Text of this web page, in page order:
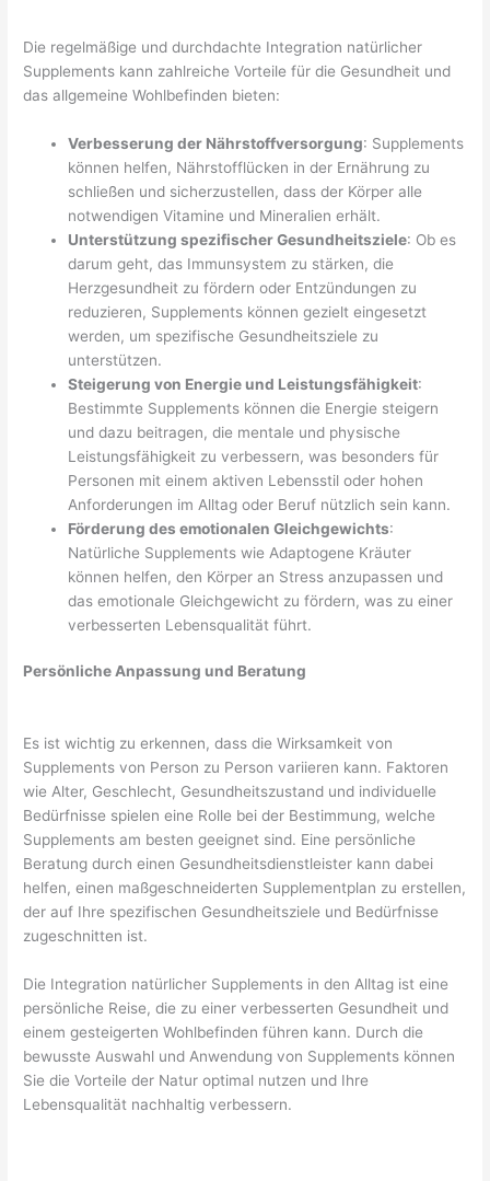
Die regelmäßige und durchdachte Integration natürlicher
Supplements kann zahlreiche Vorteile für die Gesundheit und
das allgemeine Wohlbefinden bieten:
Verbesserung der Nährstoffversorgung: Supplements
können helfen, Nährstofflücken in der Ernährung zu
schließen und sicherzustellen, dass der Körper alle
notwendigen Vitamine und Mineralien erhält.
Unterstützung spezifischer Gesundheitsziele: Ob es
darum geht, das Immunsystem zu stärken, die
Herzgesundheit zu fördern oder Entzündungen zu
reduzieren, Supplements können gezielt eingesetzt
werden, um spezifische Gesundheitsziele zu
unterstützen.
Steigerung von Energie und Leistungsfähigkeit:
Bestimmte Supplements können die Energie steigern
und dazu beitragen, die mentale und physische
Leistungsfähigkeit zu verbessern, was besonders für
Personen mit einem aktiven Lebensstil oder hohen
Anforderungen im Alltag oder Beruf nützlich sein kann.
Förderung des emotionalen Gleichgewichts:
Natürliche Supplements wie Adaptogene Kräuter
können helfen, den Körper an Stress anzupassen und
das emotionale Gleichgewicht zu fördern, was zu einer
verbesserten Lebensqualität führt.
Persönliche Anpassung und Beratung
Es ist wichtig zu erkennen, dass die Wirksamkeit von
Supplements von Person zu Person variieren kann. Faktoren
wie Alter, Geschlecht, Gesundheitszustand und individuelle
Bedürfnisse spielen eine Rolle bei der Bestimmung, welche
Supplements am besten geeignet sind. Eine persönliche
Beratung durch einen Gesundheitsdienstleister kann dabei
helfen, einen maßgeschneiderten Supplementplan zu erstellen,
der auf Ihre spezifischen Gesundheitsziele und Bedürfnisse
zugeschnitten ist.
Die Integration natürlicher Supplements in den Alltag ist eine
persönliche Reise, die zu einer verbesserten Gesundheit und
einem gesteigerten Wohlbefinden führen kann. Durch die
bewusste Auswahl und Anwendung von Supplements können
Sie die Vorteile der Natur optimal nutzen und Ihre
Lebensqualität nachhaltig verbessern.